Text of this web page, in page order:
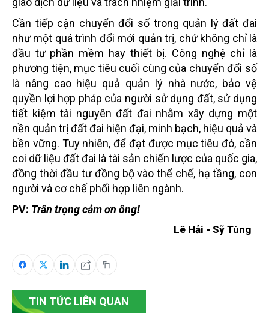
Cần tiếp cận chuyển đổi số trong quản lý đất đai
như một quá trình đổi mới quản trị, chứ không chỉ là
đầu tư phần mềm hay thiết bị. Công nghệ chỉ là
phương tiện, mục tiêu cuối cùng của chuyển đổi số
là nâng cao hiệu quả quản lý nhà nước, bảo vệ
quyền lợi hợp pháp của người sử dụng đất, sử dụng
tiết kiệm tài nguyên đất đai nhằm xây dựng một
nền quản trị đất đai hiện đại, minh bạch, hiệu quả và
bền vững. Tuy nhiên, để đạt được mục tiêu đó, cần
coi dữ liệu đất đai là tài sản chiến lược của quốc gia,
đồng thời đầu tư đồng bộ vào thể chế, hạ tầng, con
người và cơ chế phối hợp liên ngành.
PV: Trân trọng cảm ơn ông!
Lê Hải - Sỹ Tùng
TIN TỨC LIÊN QUAN